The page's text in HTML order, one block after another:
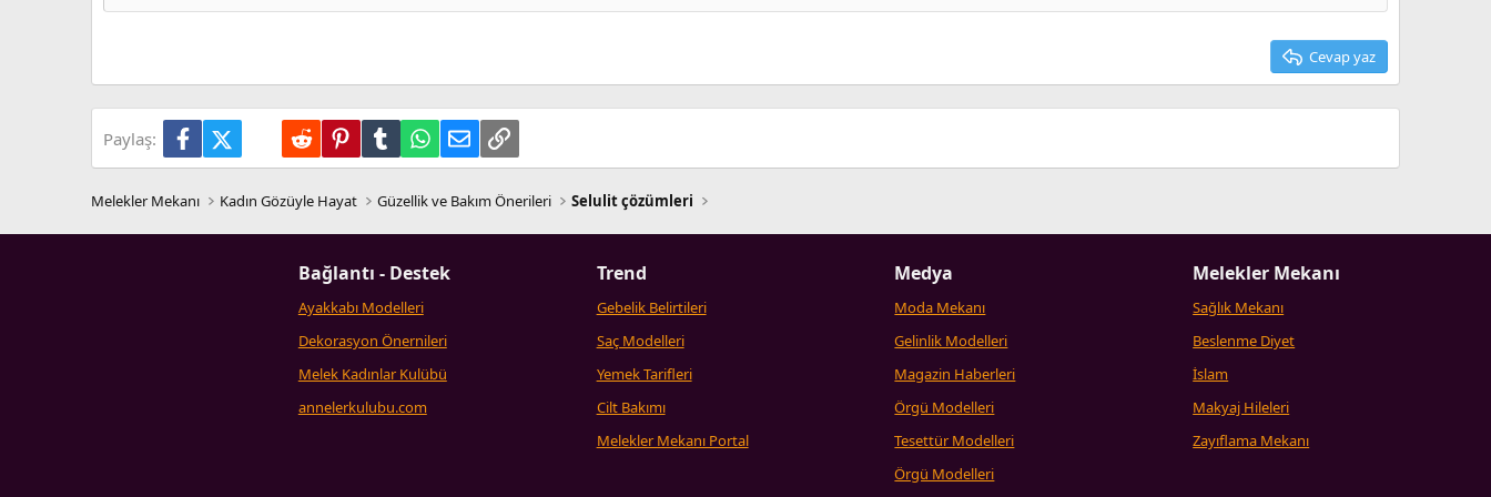
26
Times New Roman
Cevap yaz
Paylaş: FacebookX (Twitter)LinkedIn
Reddit PinterestTumblrWhatsApp
E-postaLink
Melekler Mekanı Kadın Gözüyle Hayat Güzellik ve Bakım Önerileri Selulit çözümleri
Bağlantı - Destek
Ayakkabı Modelleri
Dekorasyon Önernileri
Melek Kadınlar Kulübü
annelerkulubu.com
Trend
Gebelik Belirtileri
Saç Modelleri
Yemek Tarifleri
Cilt Bakımı
Melekler Mekanı Portal
Medya
Moda Mekanı
Gelinlik Modelleri
Magazin Haberleri
Örgü Modelleri
Tesettür Modelleri
Örgü Modelleri
Melekler Mekanı
Sağlık Mekanı
Beslenme Diyet
İslam
Makyaj Hileleri
Zayıflama Mekanı